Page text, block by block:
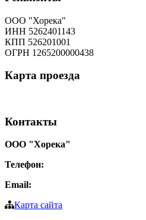
ООО "Хорека"
ИНН 5262401143
КПП 526201001
ОГРН 1265200000438
Карта проезда
Контакты
ООО "Хорека"
Телефон:
Email:
Карта сайта